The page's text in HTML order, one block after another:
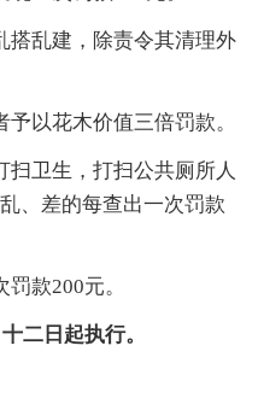
乱建，除责令其清理外
以花木价值三倍罚款。
卫生，打扫公共厕所人
、差的每查出一次罚款
款200元。
日起执行。